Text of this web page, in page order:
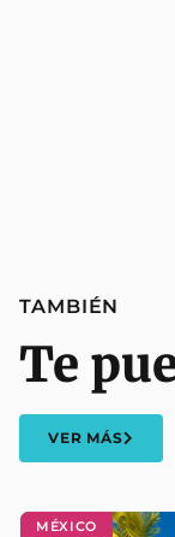
MÉXICO
TAMBIÉN
Te
VER MÁS